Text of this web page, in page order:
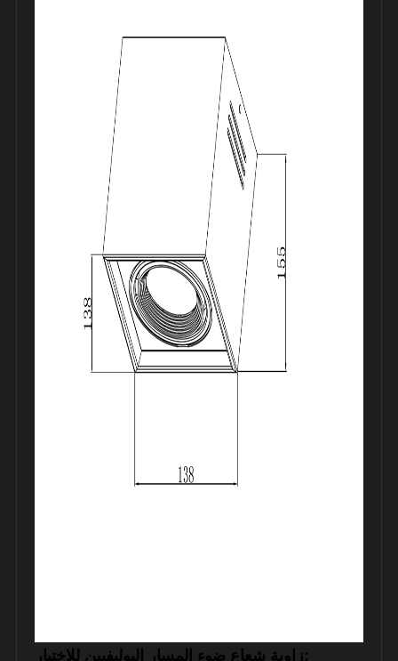
زاوية شعاع ضوء المسار البوليفيين للاختيار: